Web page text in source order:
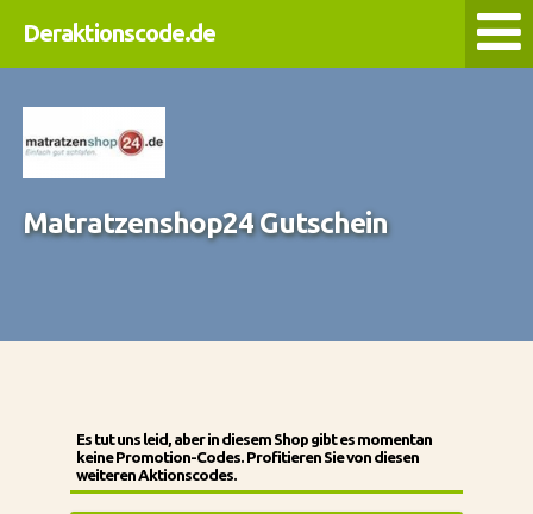
Deraktionscode.de
Matratzenshop24 Gutschein
Es tut uns leid, aber in diesem Shop gibt es momentan
keine Promotion-Codes. Profitieren Sie von diesen
weiteren Aktionscodes.